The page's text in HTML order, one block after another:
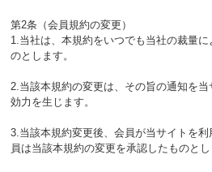
第2条（会員規約の変更）
1.当社は、本規約をいつでも当社の裁量
のとします。
2.当該本規約の変更は、その旨の通知を当
効力を生じます。
3.当該本規約変更後、会員が当サイトを
員は当該本規約の変更を承認したものとし